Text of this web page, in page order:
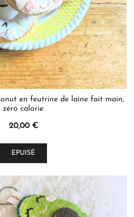
page
du
produit
en feutrine de laine fait main,
zéro calorie
20,00 €
EPUISÉ
Ce
plusieurs
variations.
Les